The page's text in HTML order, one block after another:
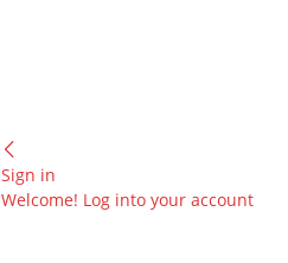
Sign in
Welcome! Log into your account